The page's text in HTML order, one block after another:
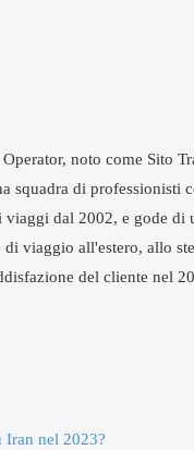
noto come Sito
squadra di professionisti
viaggi dal 2002, e gode di
di viaggio all'estero, allo
del cliente nel
Iran nel 2023?